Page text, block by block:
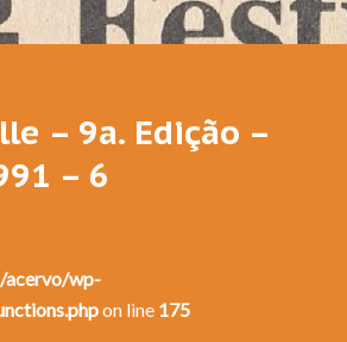
– 9a. Edição –
– 6
acervo/wp-
on line 175